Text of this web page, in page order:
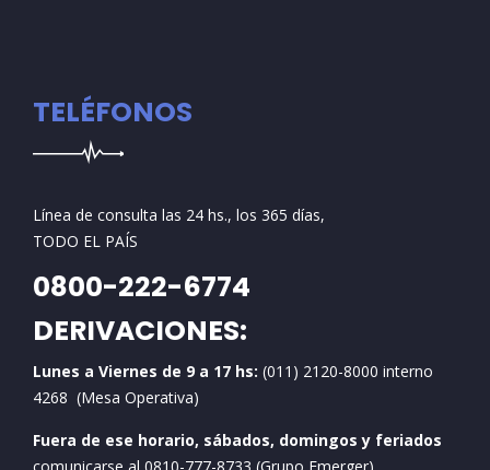
TELÉFONOS
Línea de consulta las 24 hs., los 365 días,
TODO EL PAÍS
0800-222-6774
DERIVACIONES:
Lunes a Viernes de 9 a 17 hs: (011) 2120-8000 interno
4268 (Mesa Operativa)
Fuera de ese horario, sábados, domingos y feriados